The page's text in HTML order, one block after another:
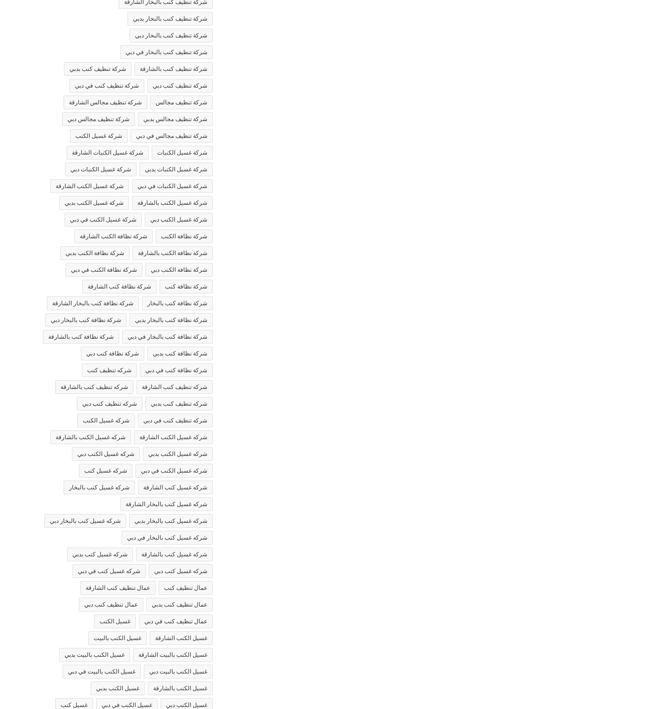
شركة تنظيف كنب بالبخار الشارقة
شركة تنظيف كنب بالبخار بدبي
شركة تنظيف كنب بالبخار دبي
شركة تنظيف كنب بالبخار في دبي
شركة تنظيف كنب بالشارقة شركة تنظيف كنب بدبي
شركة تنظيف كنب دبي شركة تنظيف كنب في دبي
شركة تنظيف مجالس شركة تنظيف مجالس الشارقة
شركة تنظيف مجالس بدبي شركة تنظيف مجالس دبي
شركة تنظيف مجالس في دبي شركة غسيل الكنب
شركة غسيل الكنبات شركة غسيل الكنبات الشارقة
شركة غسيل الكنبات بدبي شركة غسيل الكنبات دبي
شركة غسيل الكنبات في دبي شركة غسيل الكنب الشارقة
شركة غسيل الكنب بالشارقة شركة غسيل الكنب بدبي
شركة غسيل الكنب دبي شركة غسيل الكنب في دبي
شركة نظافة الكنب شركة نظافة الكنب الشارقة
شركة نظافة الكنب بالشارقة شركة نظافة الكنب بدبي
شركة نظافة الكنب دبي شركة نظافة الكنب في دبي
شركة نظافة كنب شركة نظافة كنب الشارقة
شركة نظافة كنب بالبخار شركة نظافة كنب بالبخار الشارقة
شركة نظافة كنب بالبخار بدبي شركة نظافة كنب بالبخار دبي
شركة نظافة كنب بالبخار في دبي شركة نظافة كنب بالشارقة
شركة نظافة كنب بدبي شركة نظافة كنب دبي
شركة نظافة كنب في دبي شركه تنظيف كنب
شركه تنظيف كنب الشارقة شركه تنظيف كنب بالشارقة
شركه تنظيف كنب بدبي شركه تنظيف كنب دبي
شركه تنظيف كنب في دبي شركه غسيل الكنب
شركه غسيل الكنب الشارقة شركه غسيل الكنب بالشارقة
شركه غسيل الكنب بدبي شركه غسيل الكنب دبي
شركه غسيل الكنب في دبي شركه غسيل كنب
شركه غسيل كنب الشارقة شركه غسيل كنب بالبخار
شركه غسيل كنب بالبخار الشارقة
شركه غسيل كنب بالبخار بدبي شركه غسيل كنب بالبخار دبي
شركه غسيل كنب بالبخار في دبي
شركه غسيل كنب بالشارقة شركه غسيل كنب بدبي
شركه غسيل كنب دبي شركه غسيل كنب في دبي
عمال تنظيف كنب عمال تنظيف كنب الشارقة
عمال تنظيف كنب بدبي عمال تنظيف كنب دبي
عمال تنظيف كنب في دبي غسيل الكنب
غسيل الكنب الشارقة غسيل الكنب بالبيت
غسيل الكنب بالبيت الشارقة غسيل الكنب بالبيت بدبي
غسيل الكنب بالبيت دبي غسيل الكنب بالبيت في دبي
غسيل الكنب بالشارقة غسيل الكنب بدبي
غسيل الكنب دبي غسيل الكنب في دبي غسيل كنب